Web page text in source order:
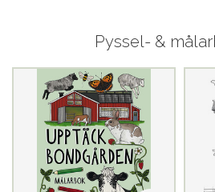
Pyssel- &